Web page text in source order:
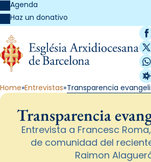
Agenda
Haz un donativo
X
Home Entrevistas Transparencia
Transparencia
Entrevista a Francesc
de comunidad del
Raimon